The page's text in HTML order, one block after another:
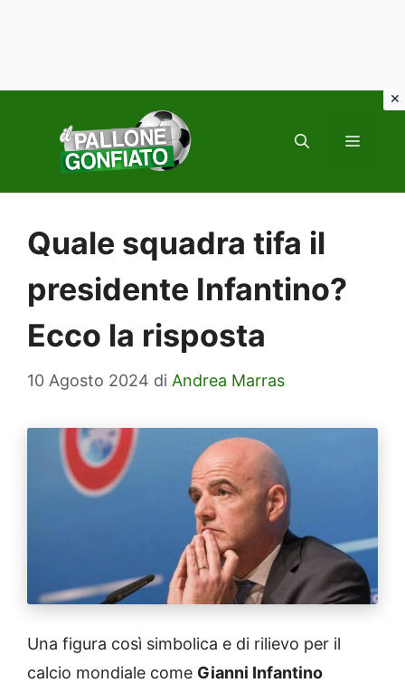
contenuto
MENU
Quale squadra tifa il
presidente Infantino?
Ecco la risposta
10 Agosto 2024 di Andrea Marras
Una figura così simbolica e di rilievo per il
calcio mondiale come Gianni Infantino